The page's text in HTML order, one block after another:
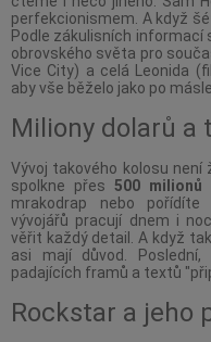
perfekcionismem. A když
Podle zákulisních informací
obrovského světa pro
Vice City) a celá Leonida
aby vše běželo jako po
Miliony dolarů a
Vývoj takového kolosu není
spolkne přes 500 milionů
mrakodrap nebo
vývojářů pracují dnem i
věřit každý detail. A když
asi mají důvod.
padajících framů a textů
Rockstar a jeho